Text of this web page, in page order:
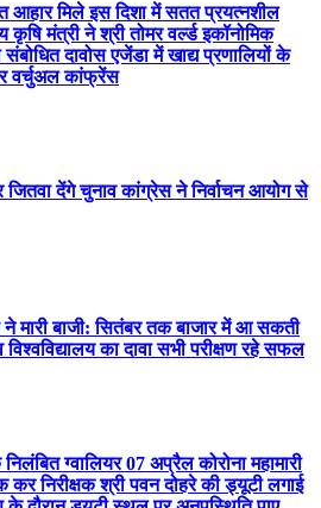
आहार मिले इस दिशा में सतत प्रयत्नशील
कृषि मंत्री ने श्री तोमर वर्ल्ड इकॉनोमिक
दावोस एजेंडा में खाद्य प्रणालियों के
वर्चुअल कांफ्रेंस
देंगे चुनाव कांग्रेस ने निर्वाचन आयोग से
मारी बाजी: सितंबर तक बाजार में आ सकती
का दावा सभी परीक्षण रहे सफल
ग्वालियर 07 अप्रैल कोरोना महामारी
कर निरीक्षक श्री पवन दोहरे की ड्यूटी लगाई